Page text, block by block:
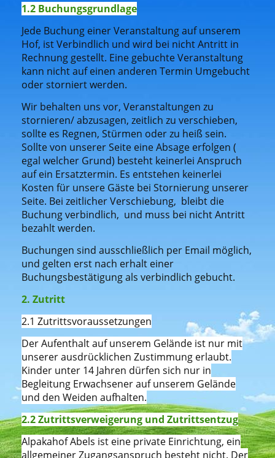
1.2 Buchungsgrundlage
Jede Buchung einer Veranstaltung auf unserem
Hof, ist Verbindlich und wird bei nicht Antritt in
Rechnung gestellt. Eine gebuchte Veranstaltung
kann nicht auf einen anderen Termin Umgebucht
oder storniert werden.
Wir behalten uns vor, Veranstaltungen zu
stornieren/ abzusagen, zeitlich zu verschieben,
sollte es Regnen, Stürmen oder zu heiß sein.
Sollte von unserer Seite eine Absage erfolgen (
egal welcher Grund) besteht keinerlei Anspruch
auf ein Ersatztermin. Es entstehen keinerlei
Kosten für unsere Gäste bei Stornierung unserer
Seite. Bei zeitlicher Verschiebung, bleibt die
Buchung verbindlich, und muss bei nicht Antritt
bezahlt werden.
Buchungen sind ausschließlich per Email möglich,
und gelten erst nach erhalt einer
Buchungsbestätigung als verbindlich gebucht.
2. Zutritt
2.1 Zutrittsvoraussetzungen
Der Aufenthalt auf unserem Gelände ist nur mit
unserer ausdrücklichen Zustimmung erlaubt.
Kinder unter 14 Jahren dürfen sich nur in
Begleitung Erwachsener auf unserem Gelände
und den Weiden aufhalten.
2.2 Zutrittsverweigerung und Zutrittsentzug
Alpakahof Abels ist eine private Einrichtung, ein
allgemeiner Zugangsanspruch besteht nicht. Der